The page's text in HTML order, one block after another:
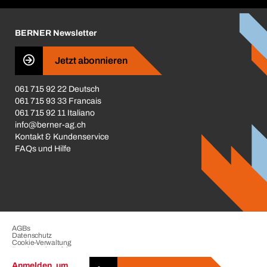
Business Conduct
BERNER Newsletter
Jetzt abonnieren
061 715 92 22 Deutsch
061 715 93 33 Francais
061 715 92 11 Italiano
info@berner-ag.ch
Kontakt & Kundenservice
FAQs und Hilfe
AGBs
Datenschutz
Cookie-Verwaltung
Beschwerdeverfahren